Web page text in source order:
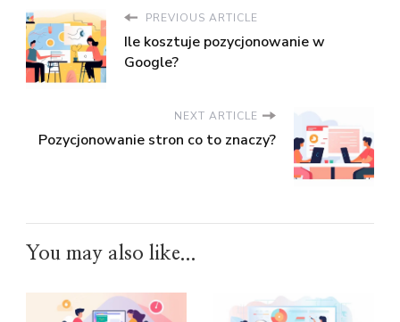
PREVIOUS ARTICLE
Ile kosztuje pozycjonowanie w
Google?
NEXT ARTICLE
Pozycjonowanie stron co to znaczy?
You may also like...